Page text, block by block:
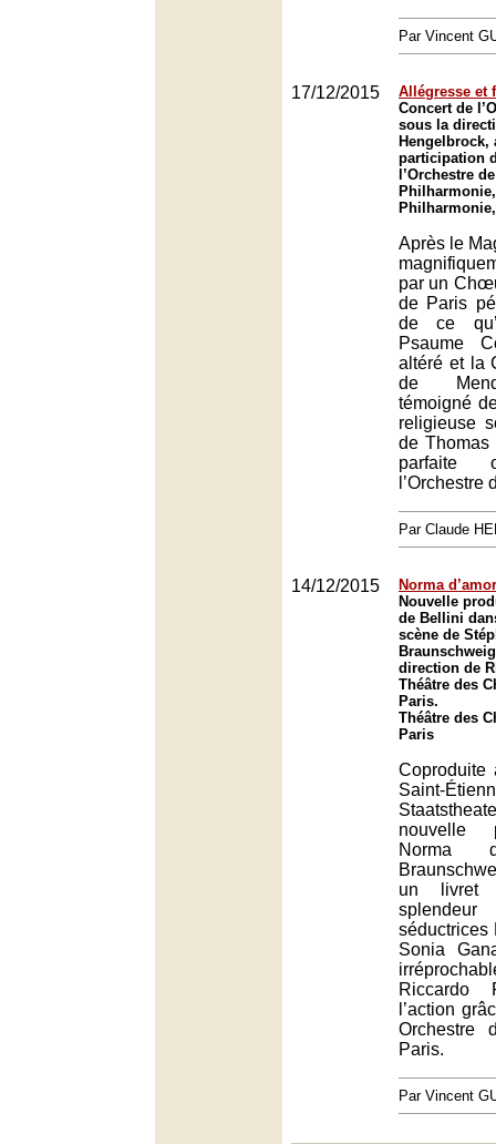
Par Vincent
17/12/2015
Allégresse et
Concert de
sous la
Hengelbrock,
participation
l’Orchestre
Après le
par un
de Paris
de ce
Psaume
altéré et la
de
témoigné
religieuse
de Thomas
parfaite
l’Orchestre
Par Claude
14/12/2015
Norma
Nouvelle
de Bellini
scène de
direction de
Théâtre des
Paris.
Théâtre des
Paris
Coproduite
Saint-
nouvelle
Norma
un livret
séductrices
Sonia
Riccardo
l’action
Orchestre
Paris.
Par Vincent